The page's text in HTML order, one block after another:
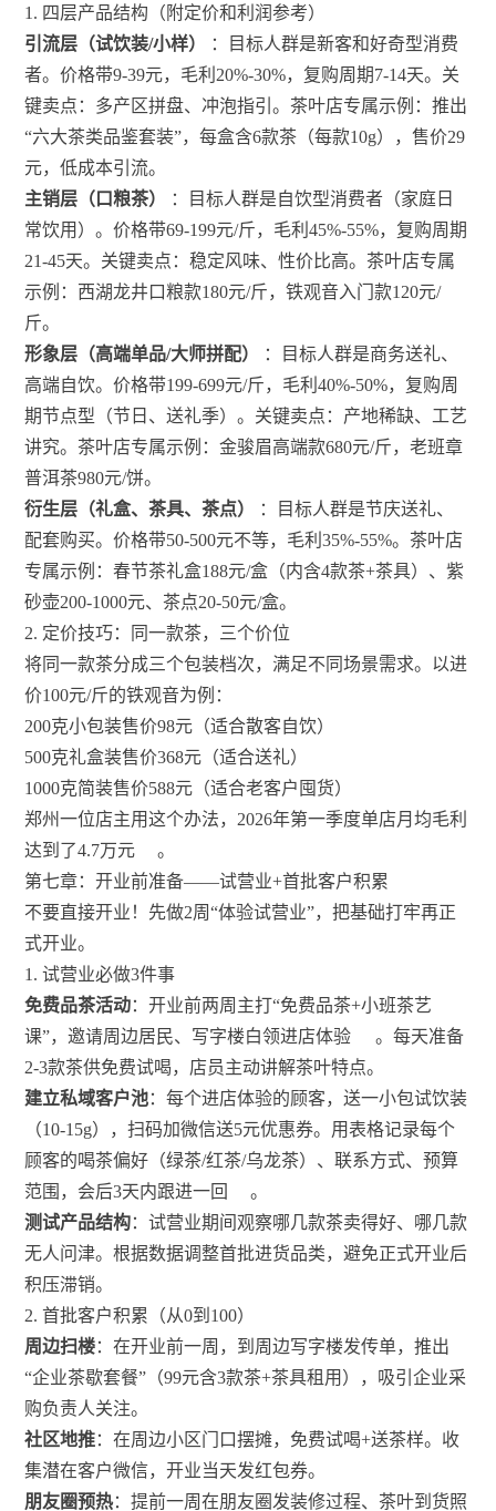
1. 四层产品结构（附定价和利润参考）
引流层（试饮装/小样）
：目标人群是新客和好奇型消费
者。价格带9-39元，毛利20%-30%，复购周期7-14天。关
键卖点：多产区拼盘、冲泡指引。茶叶店专属示例：推出
“六大茶类品鉴套装”，每盒含6款茶（每款10g），售价29
元，低成本引流。
主销层（口粮茶）
：目标人群是自饮型消费者（家庭日
常饮用）。价格带69-199元/斤，毛利45%-55%，复购周期
21-45天。关键卖点：稳定风味、性价比高。茶叶店专属
示例：西湖龙井口粮款180元/斤，铁观音入门款120元/
斤。
形象层（高端单品/大师拼配）
：目标人群是商务送礼、
高端自饮。价格带199-699元/斤，毛利40%-50%，复购周
期节点型（节日、送礼季）。关键卖点：产地稀缺、工艺
讲究。茶叶店专属示例：金骏眉高端款680元/斤，老班章
普洱茶980元/饼。
衍生层（礼盒、茶具、茶点）
：目标人群是节庆送礼、
配套购买。价格带50-500元不等，毛利35%-55%。茶叶店
专属示例：春节茶礼盒188元/盒（内含4款茶+茶具）、紫
砂壶200-1000元、茶点20-50元/盒。
2. 定价技巧：同一款茶，三个价位
将同一款茶分成三个包装档次，满足不同场景需求。以进
价100元/斤的铁观音为例：
200克小包装售价98元（适合散客自饮）
500克礼盒装售价368元（适合送礼）
1000克简装售价588元（适合老客户囤货）
郑州一位店主用这个办法，2026年第一季度单店月均毛利
达到了4.7万元
。
第七章：开业前准备——试营业+首批客户积累
不要直接开业！先做2周“体验试营业”，把基础打牢再正
式开业。
1. 试营业必做3件事
免费品茶活动：开业前两周主打“免费品茶+小班茶艺
课”，邀请周边居民、写字楼白领进店体验
。每天准备
2-3款茶供免费试喝，店员主动讲解茶叶特点。
建立私域客户池：每个进店体验的顾客，送一小包试饮装
（10-15g），扫码加微信送5元优惠券。用表格记录每个
顾客的喝茶偏好（绿茶/红茶/乌龙茶）、联系方式、预算
范围，会后3天内跟进一回
。
测试产品结构：试营业期间观察哪几款茶卖得好、哪几款
无人问津。根据数据调整首批进货品类，避免正式开业后
积压滞销。
2. 首批客户积累（从0到100）
周边扫楼：在开业前一周，到周边写字楼发传单，推出
“企业茶歇套餐”（99元含3款茶+茶具租用），吸引企业采
购负责人关注。
社区地推：在周边小区门口摆摊，免费试喝+送茶样。收
集潜在客户微信，开业当天发红包券。
朋友圈预热：提前一周在朋友圈发装修过程、茶叶到货照